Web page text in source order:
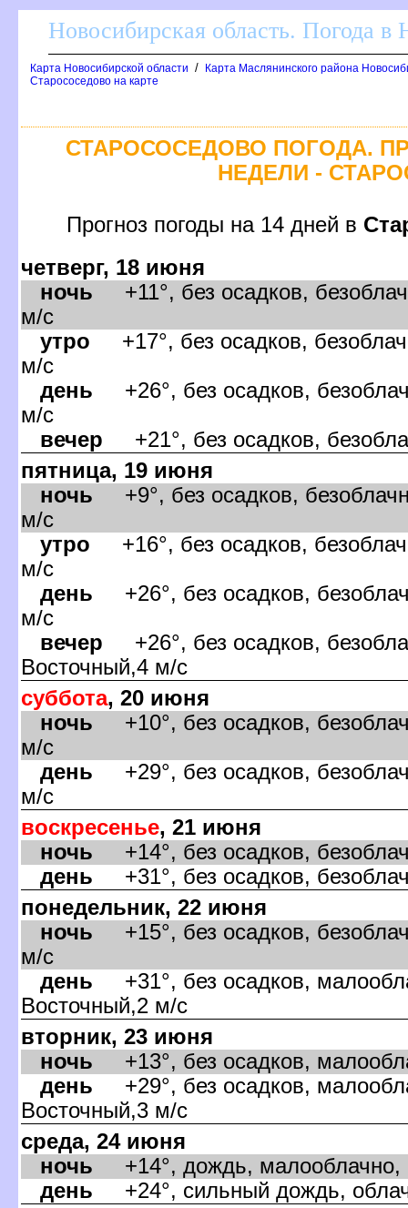
Новосибирская область. Погода в
Карта Новосибирской области /
Карта Маслянинского района
Старососедово на карте
СТАРОСОСЕДОВО ПОГОДА.
НЕДЕЛИ -
Прогноз погоды на 14 дней
четверг, 18 июня
ночь +11°, без осадков,
м/с
утро +17°, без осадков,
м/с
день +26°, без осадков,
м/с
ечер +21°, без осадков,
пятница, 19 июня
ночь +9°, без осадков,
м/с
утро +16°, без осадков,
м/с
день +26°, без осадков,
м/с
ечер +26°, без осадков,
осточный,4 м/с
суббота, 20 июня
ночь +10°, без осадков,
м/с
день +29°, без осадков,
м/с
оскресенье, 21 июня
ночь +14°, без осадков,
день +31°, без осадков,
понедельник, 22 июня
ночь +15°, без осадков,
м/с
день +31°, без осадков,
осточный,2 м/с
торник, 23 июня
ночь +13°, без осадков,
день +29°, без осадков,
осточный,3 м/с
среда, 24 июня
ночь +14°, дождь, малооблачно,
день +24°, сильный дождь,